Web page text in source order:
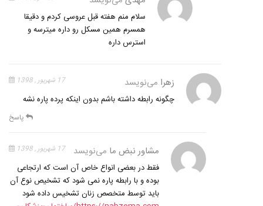
سلام منم هفته قبل عروسی کردم و دقیقا
همسرم همین مسکل رو داره میترسه و
استرس داره
زهرا می‌نویسد 17 شهریور , 1398
چگونه رابطه داشته باشم بدون اینکه پرده پاره نشه
پاسخ
مشاور نبض ما می‌نویسد 17 شهریور , 1398
فقط در بعضی انواع خاص آن است که ارتجاعی
بوده و با رابطه پاره نمی شود که تشخیص نوع آن
باید توسط متخصص زنان تشخیس داده شود